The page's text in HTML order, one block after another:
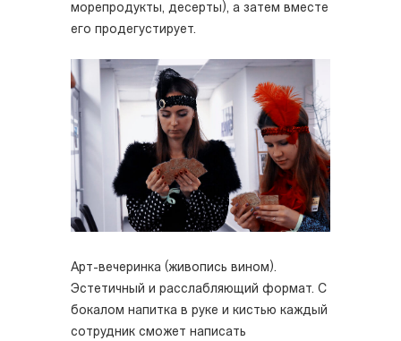
морепродукты, десерты), а затем вместе
его продегустирует.
Арт-вечеринка (живопись вином).
Эстетичный и расслабляющий формат. С
бокалом напитка в руке и кистью каждый
сотрудник сможет написать